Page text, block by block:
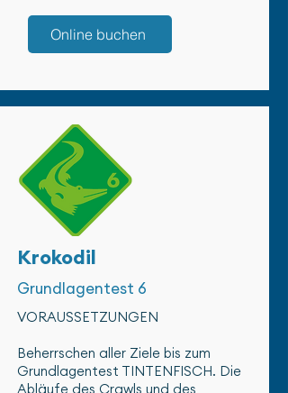
Krokodil
Grundlagentest 6
VORAUSSETZUNGEN
Beherrschen aller Ziele bis zum
Grundlagentest TINTENFISCH. Die
Abläufe des Crawls und des
Online buchen